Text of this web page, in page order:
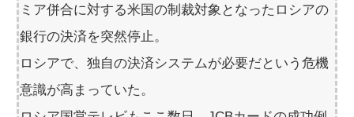
ミア併合に対する米国の制裁対象となったロシアの
銀行の決済を突然停止。
ロシアで、独自の決済システムが必要だという危機
意識が高まっていた。